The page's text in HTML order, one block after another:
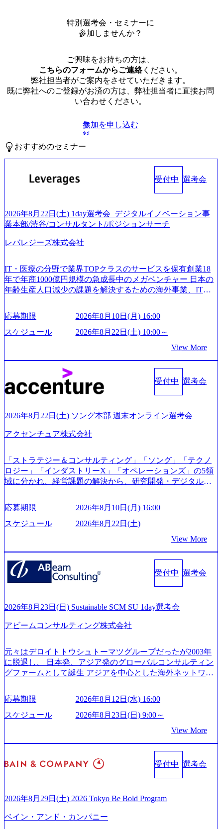
特別選考会・セミナーに
参加しませんか？
ご興味をお持ちの方は、
こちらのフォームからご連絡ください。
弊社担当者がご案内をさせていただきます。
既に弊社へのご登録がお済の方は、弊社担当者に直接お問
い合わせください。
無
料
参加を申し込む
おすすめのセミナー
受付中 選考会
2026年8月22日(土) 1day選考会_デジタルイノベーション事
業本部/渋谷/コンサルタント/ポジションサーチ
レバレジーズ株式会社
IT・医療の分野で業界TOPクラスのサービスを保有創業18
年で年商1000億円規模の急成長中のメガベンチャー 日本の
年齢生産人口減少の課題を解決するための海外事業、IT事
以上の事業を展開する オールインハウスの組織体制をとっ
ており社内で新しい事業開発などの人員調達できる 独立資
本経営をとっており、事業創造の自由度が高い https://storag
s/20240925162633_7242d0de-3e54-4f03-b076-00318d5c0dff_120
0x644.webp レバレジーズ株式会社 会社説明資料 (https://spea
kerdeck.com/leverages/leverages-hui-she-shao-jie-zi-liao-zhong-tu-
cai-yong-xiang-ke) 「働く人」「事業・サービス」「カルチャ
ー」など、レバレジーズのリアルを取り上げています！ (htt
「外国人留学生等受入環境整備事業委託業務」を受託 (http
s://prtimes.jp/main/html/rd/p/000000612.000010591.html) レバレ
ジーズ、モチベーション管理システム「NALYSYS」リリー
m/@leveragesCh) レバレジーズで活躍するメンバー紹介！〜
管理職種編 〜 (https://www.youtube.com/watch?v=RETwZKac2
UI) レバレジーズで活躍するメンバー紹介！〜 営業職種編
来黒字を維持し、急成長中でありながら安定した事業を展
円を目指す日本にもなかなかないメガベンチャー。創業か
ら黒字経営。年間130%成長 https://storage.googleapis.com/our-
527843-d227-4df8-b86c-5587f843fdf6_1200x471.webp https://stor
age.googleapis.com/our-vision-production.appspot.com/public/imag
es/20251030164946_dc0888f6-0539-4887-84d7-34c8d8544226_1
200x666.webp 年間100億円規模の投資の元、10以上もの新規
能 社内転職が活発であり、多様なスキルを1社で身に着ける
ことが可能 事業開発・運用を内包かする「オールインハウ
ス」型の組織体。社内スカウトや社内公募制度を用いて主
165942_70f09968-1b27-43e6-b849-1cd107c4f488_1200x698.web
p ## 働き方／WLB／待遇 内装8億円超のかっこいいオフィ
スがあり、 働き甲斐のあるランキング、新卒注目ランキン
ため事業創造の自由度が高く、赤字事業でも投資して長期
的な成長を若手に任せられる環境 対面でのコミュニケーシ
ョンメリットを重視するため出社勤務。1日の労働時間平均
ア組織） 2026年8月22日(土) 10:00～最長16:00 2026年8月10
日(月) 16:00 ※応募者が定員を上回る場合は、厳正なる審査
の上参加者を決定させていただきます。ご了承ください。
● 当日の流れ 受付 → 会社説明会 → 面接(会社説明会終了
後、随時ご案内) ※全てリモートにて実施します。 ※参加
通常の選考フローと異なり、事前に適性検査をご受検いた
ションサーチになります。 ご経験やスキル、そして適性や
応募期限
2026年8月10日(月) 16:00
スケジュール
2026年8月22日(土) 10:00～
View More
受付中 選考会
2026年8月22日(土) ソング本部 週末オンライン選考会
アクセンチュア株式会社
「ストラテジー＆コンサルティング」「ソング」「テクノ
ロジー」「インダストリーX」「オペレーションズ」の5領
域に分かれ、経営課題の解決から、研究開発・デジタル・
グ領域からその実行的側面であるITサービスの提供まで一
貫して支援する総合系・IT系ファームである あらゆる産業
において非常に良質な顧客基盤を築いており、Fortune Globa
手掛けたプロジェクトは「ファーストリテイリングにおけ
るグローバル化」「資生堂グループのDX化支援」「ヴィヴ
ィアン・ウエストウッドの製品開発」など多岐にわたる コ
ンサルティング活動のみならず、2021年にはKDDIと合弁会
社「ARISE analytics」を設立し、人工知能とデータアナリテ
ジタル人材育成の支援も盛んに行う 採用資料 (https://www.ac
2/Accenture-Recruiting-Brochure.pdf#zoom=50) 女性の活躍につ
rs/corporate/document/women-brochure.pdf#zoom=50) 社員発信
のキャリアブログ (https://www.accenture.com/jp-ja/blogs/japan-
careers-blog) 江川社長が語る「105点経営」 (https://business.ni
kkei.com/atcl/gen/19/00604/021600008/) 規模拡大で成功する理
6218) 大手広告代理店出身者などマーケティングのトップ人
材が集結するワケ (https://markezine.jp/article/detail/45446) エン
ジニアからコンサルタントへ。会社に入って、何が変わっ
た？ (https://www.businessinsider.jp/post-288838) プラダ：ラグ
nture.com/jp-ja/case-studies/song/prada-luxury-product-customizati
on) 大正製薬：ITカーブアウト支援 (https://www.accenture.co
m/jp-ja/case-studies/consulting/taisho-pharmaceutical)（ストラテ
ジー & コンサルティング） ソフトバンク：初のオンライン
s://www.accenture.com/jp-ja/case-studies/communications-media/so
する「保安ネット」を構築。省庁DXの先進事例を実現 (http
応募期限
2026年8月10日(月) 16:00
スケジュール
2026年8月22日(土)
View More
受付中 選考会
2026年8月23日(日) Sustainable SCM SU 1day選考会
アビームコンサルティング株式会社
元々はデロイトトウシュトーマツグループだったが2003年
に脱退し、 日本発、アジア発のグローバルコンサルティン
グファームとして誕生 アジアを中心とした海外ネットワー
供している日系最大級の総合コンサルティングファーム
『Build Beyond As One ®.』をブランドメッセージに掲げ、
企業や組織の変革を通じて社会や産業の課題を解決し、未
確実な実現と社会的価値及び経済的価値の追求にも貢献 NE
Cとの戦略的資本提携も実現して、現在はNECのグループ会
シングなどの専門知識と、豊富な経験を持つ約6,000名を超
えるプロフェッショナルを有する 金融、製造、流通、エネ
トとしている SAP領域においては日本市場No.1を誇り、全
定コンサルタント資格を取得している また、日本国内企業
応募期限
2026年8月12日(水) 16:00
スケジュール
2026年8月23日(日) 9:00～
View More
受付中 選考会
2026年8月29日(土) 2026 Tokyo Be Bold Program
ベイン・アンド・カンパニー